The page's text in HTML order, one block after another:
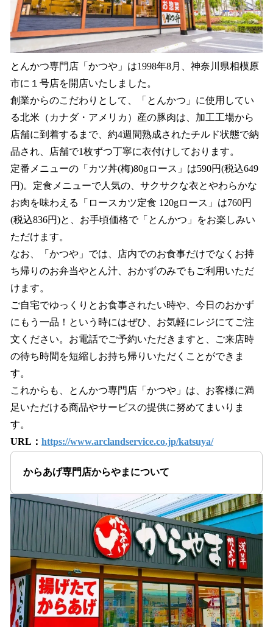
とんかつ専⾨店「かつや」は1998年8⽉、神奈川県相模原
市に１号店を開店いたしました。
創業からのこだわりとして、「とんかつ」に使⽤してい
る北⽶（カナダ・アメリカ）産の豚⾁は、加⼯⼯場から
店舗に到着するまで、約4週間熟成されたチルド状態で納
品され、店舗で1枚ずつ丁寧に⾐付けしております。
定番メニューの「カツ丼(梅)80gロース」は590円(税込649
円)。定⾷メニューで⼈気の、サクサクな⾐とやわらかな
お⾁を味わえる「ロースカツ定⾷ 120gロース」は760円
(税込836円)と、お⼿頃価格で「とんかつ」をお楽しみい
ただけます。
なお、「かつや」では、店内でのお⾷事だけでなくお持
ち帰りのお弁当やとん汁、おかずのみでもご利⽤いただ
けます。
ご⾃宅でゆっくりとお⾷事されたい時や、今⽇のおかず
にもう⼀品！という時にはぜひ、お気軽にレジにてご注
⽂ください。お電話でご予約いただきますと、ご来店時
の待ち時間を短縮しお持ち帰りいただくことができま
す。
これからも、とんかつ専⾨店「かつや」は、お客様に満
⾜いただける商品やサービスの提供に努めてまいりま
す。
URL： https://www.arclandservice.co.jp/katsuya/
からあげ専門店からやまについて